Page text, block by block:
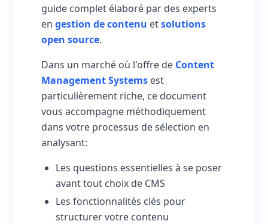
guide complet élaboré par des experts
en gestion de contenu etsolutions
open source.
Dans un marché où l'offre de Content
Management Systems est
particulièrement riche, ce document
vous accompagne méthodiquement
dans votre processus de sélection en
analysant:
Les questions essentielles à se poser
avant tout choix de CMS
Les fonctionnalités clés pour
structurer votre contenu